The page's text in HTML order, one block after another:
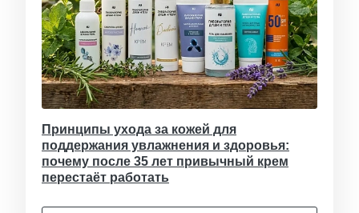
Принципы ухода за кожей для
поддержания увлажнения и здоровья:
почему после 35 лет привычный крем
перестаёт работать